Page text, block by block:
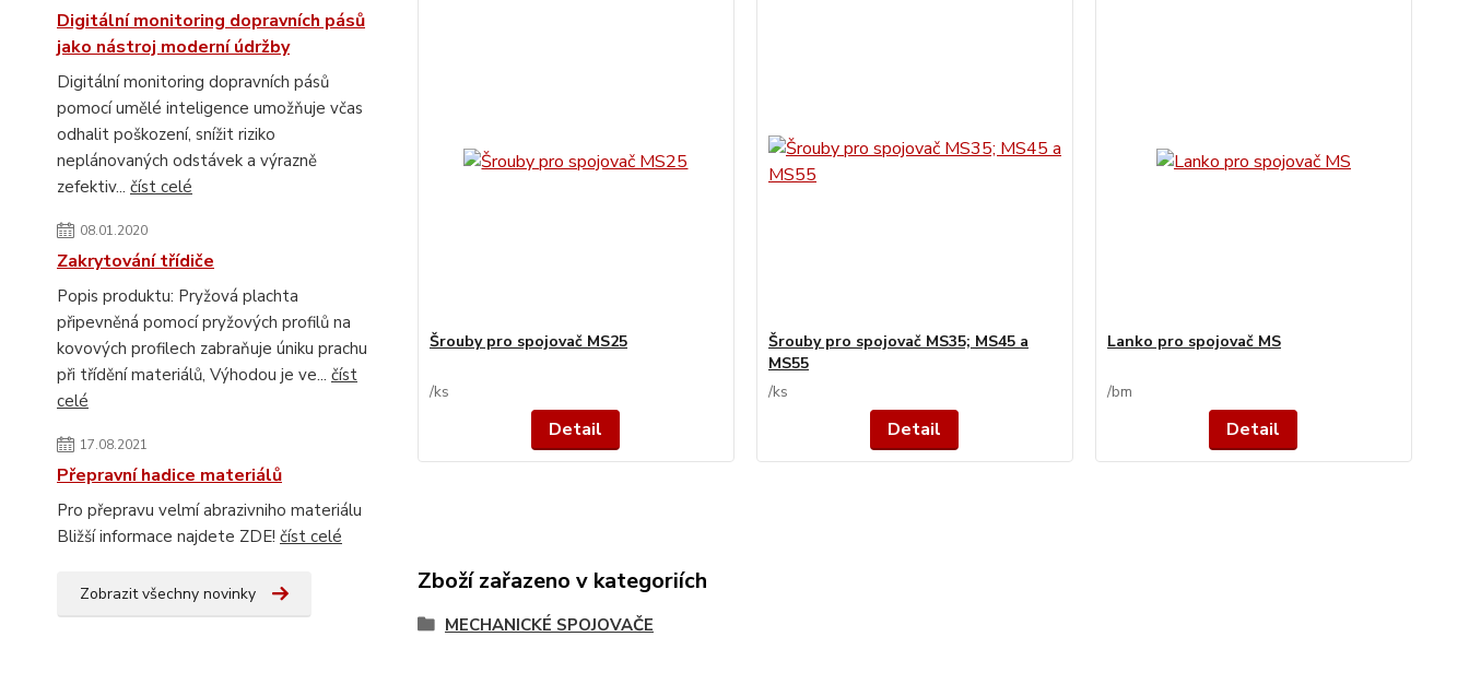
Digitální monitoring dopravních pásů
jako nástroj moderní údržby
Digitální monitoring dopravních pásů
pomocí umělé inteligence umožňuje včas
odhalit poškození, snížit riziko
neplánovaných odstávek a výrazně
zefektiv... číst celé
08.01.2020
Zakrytování třídiče
Popis produktu: Pryžová plachta
připevněná pomocí pryžových profilů na
kovových profilech zabraňuje úniku prachu
při třídění materiálů, Výhodou je ve... číst
celé
17.08.2021
Přepravní hadice materiálů
Pro přepravu velmí abrazivniho materiálu
Bližší informace najdete ZDE! číst celé
Zobrazit všechny novinky
Šrouby pro spojovač MS25
/ks
Detail
Šrouby pro spojovač MS35; MS45 a
MS55
/ks
Detail
Lanko pro spojovač MS
/bm
Detail
Zboží zařazeno v kategoriích
MECHANICKÉ SPOJOVAČE